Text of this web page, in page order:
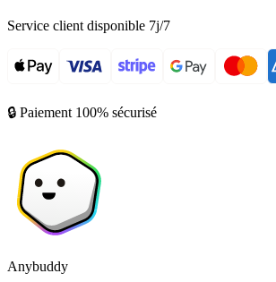
Service client disponible 7j/7
🔒 Paiement 100% sécurisé
Anybuddy